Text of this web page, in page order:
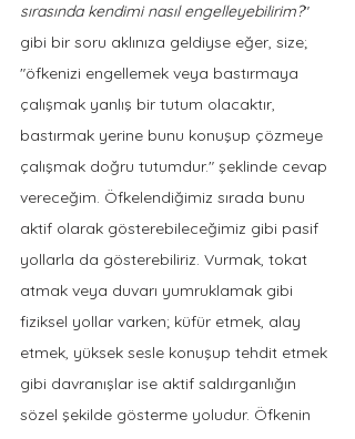
sırasında kendimi nasıl engelleyebilirim?"
gibi bir soru aklınıza geldiyse eğer, size;
"öfkenizi engellemek veya bastırmaya
çalışmak yanlış bir tutum olacaktır,
bastırmak yerine bunu konuşup çözmeye
çalışmak doğru tutumdur." şeklinde cevap
vereceğim. Öfkelendiğimiz sırada bunu
aktif olarak gösterebileceğimiz gibi pasif
yollarla da gösterebiliriz. Vurmak, tokat
atmak veya duvarı yumruklamak gibi
fiziksel yollar varken; küfür etmek, alay
etmek, yüksek sesle konuşup tehdit etmek
gibi davranışlar ise aktif saldırganlığın
sözel şekilde gösterme yoludur. Öfkenin